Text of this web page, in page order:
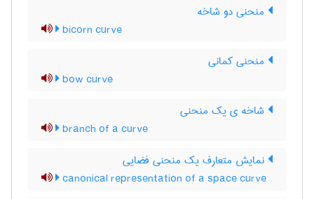
منحنی دو شاخه
bicorn curve
منحنی کمانی
bow curve
شاخه ی یک منحنی
branch of a curve
نمایش متعارف یک منحنی فضایی
canonical representation of a space curve